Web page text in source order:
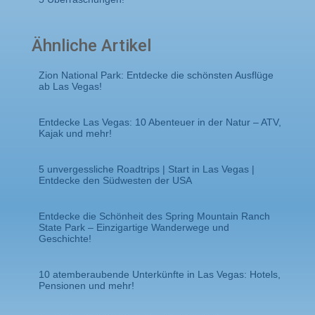
Ähnliche Artikel
Zion National Park: Entdecke die schönsten Ausflüge
ab Las Vegas!
Entdecke Las Vegas: 10 Abenteuer in der Natur – ATV,
Kajak und mehr!
5 unvergessliche Roadtrips | Start in Las Vegas |
Entdecke den Südwesten der USA
Entdecke die Schönheit des Spring Mountain Ranch
State Park – Einzigartige Wanderwege und
Geschichte!
10 atemberaubende Unterkünfte in Las Vegas: Hotels,
Pensionen und mehr!